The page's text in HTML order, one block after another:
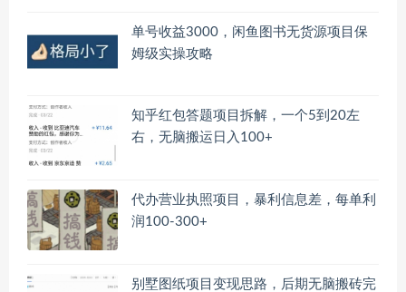
单号收益3000，闲鱼图书无货源项目保
姆级实操攻略
知乎红包答题项目拆解，一个5到20左
右，无脑搬运日入100+
代办营业执照项目，暴利信息差，每单利
润100-300+
别墅图纸项目变现思路，后期无脑搬砖完